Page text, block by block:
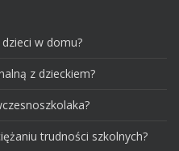
w domu?
z dzieckiem?
trudności szkolnych?